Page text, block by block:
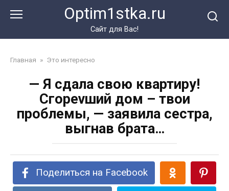
Optim1stka.ru
Сайт для Вас!
Главная » Это интересно
— Я сдала свою квартиру!
Сгореvший дом – твои
проблемы, — заявила сестра,
выгнав брата…
Поделиться на Facebook